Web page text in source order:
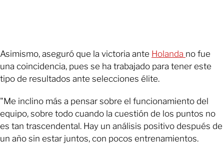
Asimismo, aseguró que la victoria ante Holanda no fue
una coincidencia, pues se ha trabajado para tener este
tipo de resultados ante selecciones élite.
"Me inclino más a pensar sobre el funcionamiento del
equipo, sobre todo cuando la cuestión de los puntos no
es tan trascendental. Hay un análisis positivo después de
un año sin estar juntos, con pocos entrenamientos.